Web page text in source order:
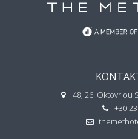
48, 26. Oktovriou
+30